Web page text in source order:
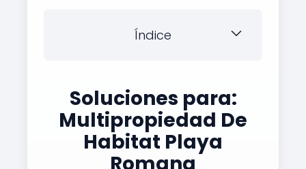
Índice
Soluciones para:
Multipropiedad De
Habitat Playa